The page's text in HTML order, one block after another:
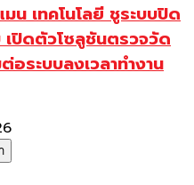
น เทคโนโลยี ชูระบบปิด
ปิดตัวโซลูชันตรวจวัด
ระบบลงเวลาทำงาน